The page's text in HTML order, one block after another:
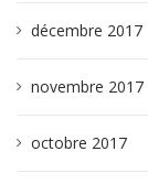
décembre 2017
novembre 2017
octobre 2017